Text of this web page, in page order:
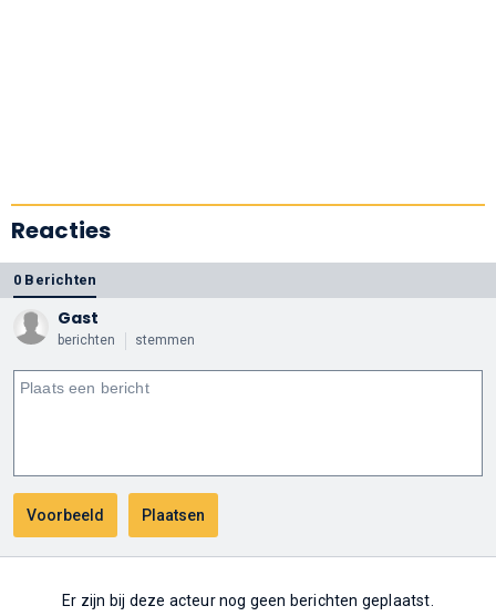
Reacties
0 Berichten
Gast
berichten stemmen
Er zijn bij deze acteur nog geen berichten geplaatst.